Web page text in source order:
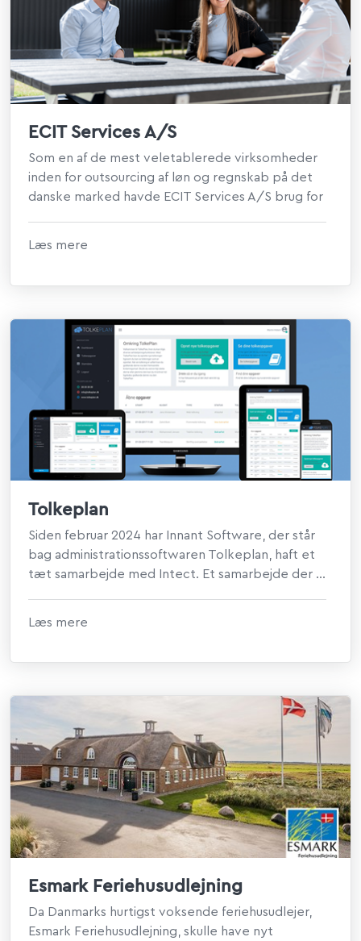
ECIT Services A/S
Som en af de mest veletablerede virksomheder
inden for outsourcing af løn og regnskab på det
danske marked havde ECIT Services A/S brug for
Læs mere
Tolkeplan
Siden februar 2024 har Innant Software, der står
bag administrationssoftwaren Tolkeplan, haft et
tæt samarbejde med Intect. Et samarbejde der ...
Læs mere
Esmark Feriehusudlejning
Da Danmarks hurtigst voksende feriehusudlejer,
Esmark Feriehusudlejning, skulle have nyt